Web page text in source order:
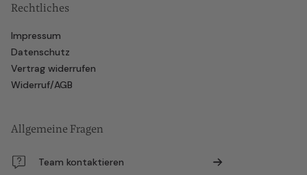
Rechtliches
Impressum
Datenschutz
Vertrag widerrufen
Widerruf/AGB
Allgemeine Fragen
Team kontaktieren